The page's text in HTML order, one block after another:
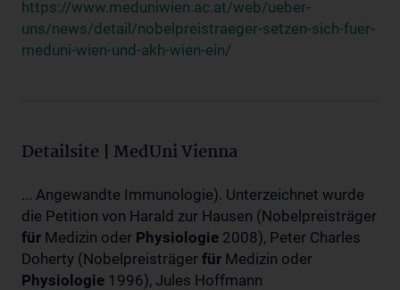
https://www.meduniwien.ac.at/web/ueber-
uns/news/detail/nobelpreistraeger-setzen-sich-fuer-
meduni-wien-und-akh-wien-ein/
Detailsite | MedUni Vienna
... Angewandte Immunologie). Unterzeichnet wurde
die Petition von Harald zur Hausen (Nobelpreisträger
für Medizin oder Physiologie 2008), Peter Charles
Doherty (Nobelpreisträger für Medizin oder
Physiologie 1996), Jules Hoffmann